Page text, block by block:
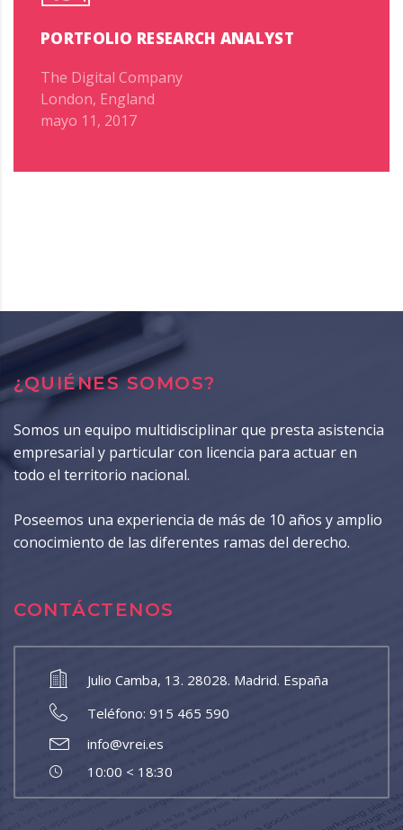
PORTFOLIO RESEARCH ANALYST
The Digital Company
London, England
mayo 11, 2017
¿QUIÉNES SOMOS?
Somos un equipo multidisciplinar que presta asistencia
empresarial y particular con licencia para actuar en
todo el territorio nacional.
Poseemos una experiencia de más de 10 años y amplio
conocimiento de las diferentes ramas del derecho.
CONTÁCTENOS
Julio Camba, 13. 28028. Madrid. España
Teléfono: 915 465 590
info@vrei.es
10:00 < 18:30